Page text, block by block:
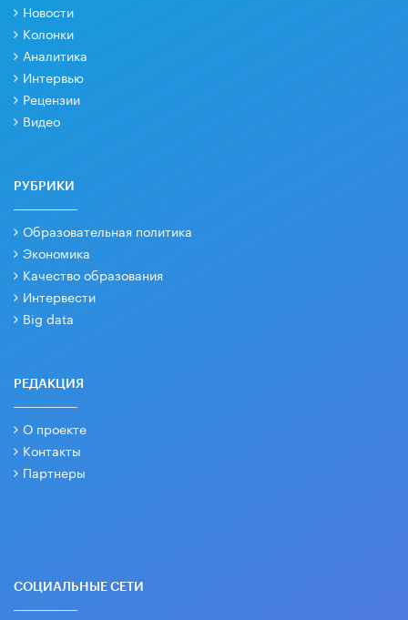
Новости
Колонки
Аналитика
Интервью
Рецензии
Видео
РУБРИКИ
Образовательная политика
Экономика
Качество образования
Интервести
Big data
РЕДАКЦИЯ
О проекте
Контакты
Партнеры
СОЦИАЛЬНЫЕ СЕТИ